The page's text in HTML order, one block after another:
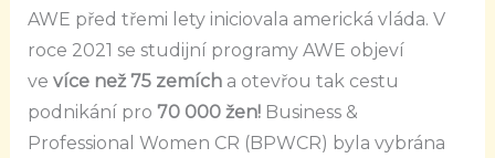
AWE před třemi lety iniciovala americká vláda. V
roce 2021 se studijní programy AWE objeví
ve více než 75 zemícha otevřou tak cestu
podnikání pro 70 000 žen!Business &
Professional Women CR (BPWCR) byla vybrána